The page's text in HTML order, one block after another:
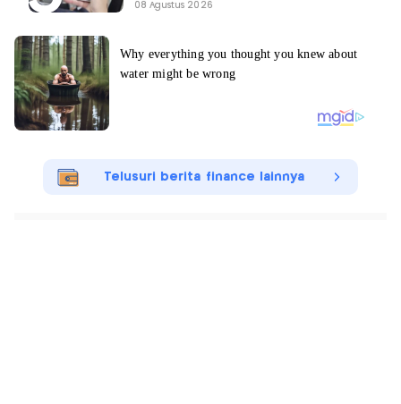
08 Agustus 2026
Telusuri berita finance lainnya